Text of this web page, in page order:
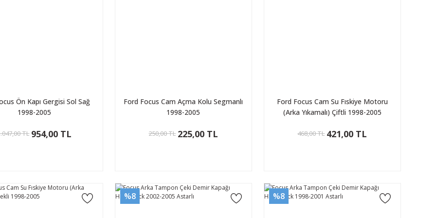
Ön Kapı Gergisi Sol Sağ
1998-2005
TL 954,00 TL
Ford Focus Cam Açma Kolu Segmanlı
1998-2005
250,00 TL 225,00 TL
Ford Focus Cam Su Fıskiye Motoru
(Arka Yıkamalı) Çiftli 1998-2005
468,00 TL 421,00 TL
%8 %8